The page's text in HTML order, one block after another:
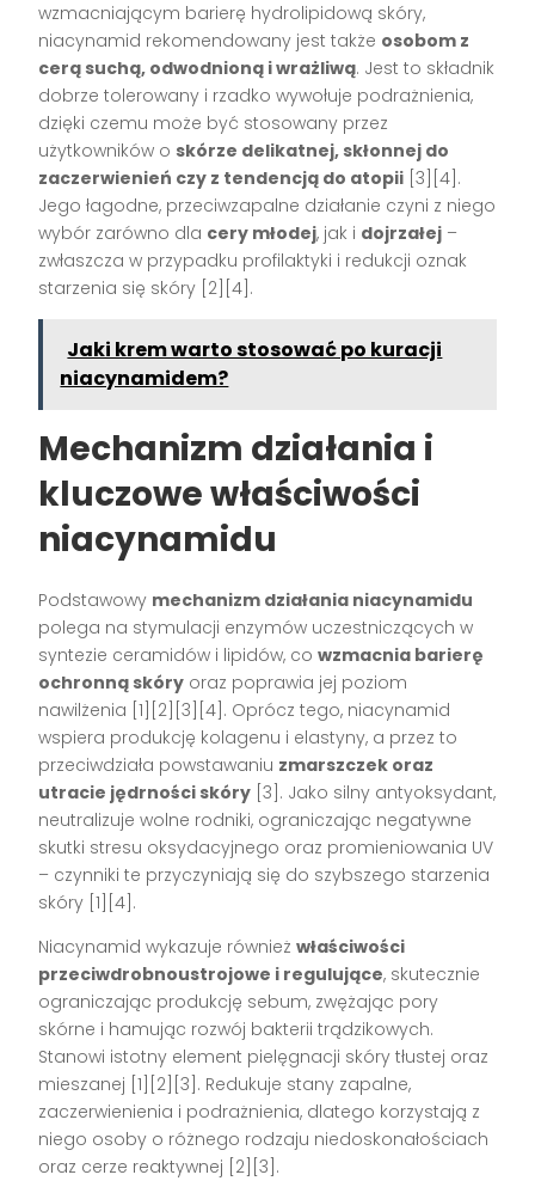
wzmacniającym barierę hydrolipidową skóry,
niacynamid rekomendowany jest także osobom z
cerą suchą, odwodnioną i wrażliwą. Jest to składnik
dobrze tolerowany i rzadko wywołuje podrażnienia,
dzięki czemu może być stosowany przez
użytkowników o skórze delikatnej, skłonnej do
zaczerwienień czy z tendencją do atopii [3][4].
Jego łagodne, przeciwzapalne działanie czyni z niego
wybór zarówno dla cery młodej, jak i dojrzałej –
zwłaszcza w przypadku profilaktyki i redukcji oznak
starzenia się skóry [2][4].
Jaki krem warto stosować po kuracji
niacynamidem?
Mechanizm działania i
kluczowe właściwości
niacynamidu
Podstawowy mechanizm działania niacynamidu
polega na stymulacji enzymów uczestniczących w
syntezie ceramidów i lipidów, cowzmacnia barierę
ochronną skóry oraz poprawia jej poziom
nawilżenia [1][2][3][4]. Oprócz tego, niacynamid
wspiera produkcję kolagenu i elastyny, a przez to
przeciwdziała powstawaniu zmarszczek oraz
utracie jędrności skóry [3]. Jako silny antyoksydant,
neutralizuje wolne rodniki, ograniczając negatywne
skutki stresu oksydacyjnego oraz promieniowania UV
– czynniki te przyczyniają się do szybszego starzenia
skóry [1][4].
Niacynamid wykazuje równieżwłaściwości
przeciwdrobnoustrojowe i regulujące, skutecznie
ograniczając produkcję sebum, zwężając pory
skórne i hamując rozwój bakterii trądzikowych.
Stanowi istotny element pielęgnacji skóry tłustej oraz
mieszanej [1][2][3]. Redukuje stany zapalne,
zaczerwienienia i podrażnienia, dlatego korzystają z
niego osoby o różnego rodzaju niedoskonałościach
oraz cerze reaktywnej [2][3].